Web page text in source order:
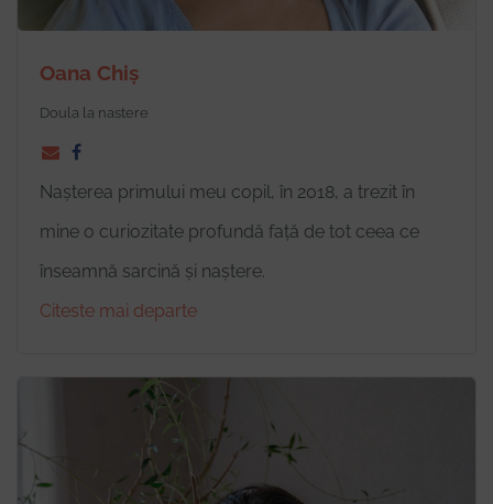
Oana Chiș
Doula la nastere
Nașterea primului meu copil, în 2018, a trezit în
mine o curiozitate profundă față de tot ceea ce
înseamnă sarcină și naștere.
Citeste mai departe